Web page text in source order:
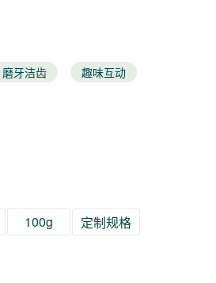
磨牙洁齿 趣味互动
100g 定制规格